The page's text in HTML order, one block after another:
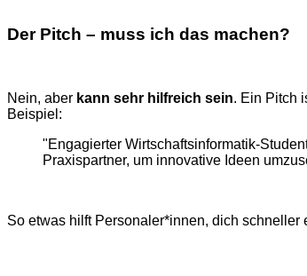
Der Pitch – muss ich das machen?
Nein, aber kann sehr hilfreich sein. Ein Pitch
Beispiel:
"Engagierter Wirtschaftsinformatik-
Praxispartner, um innovative Ideen
So etwas hilft Personaler*innen, dich